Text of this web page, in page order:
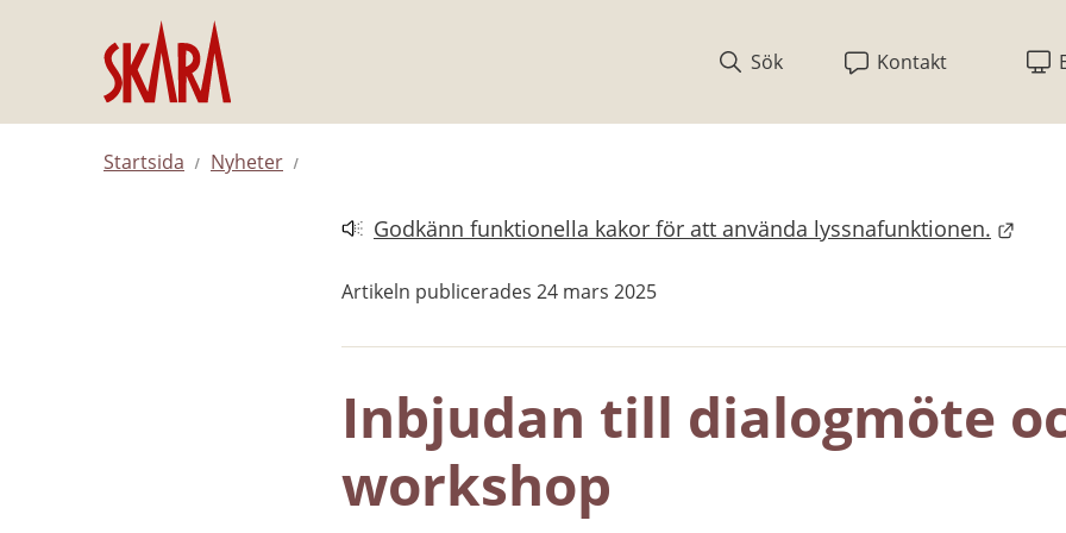
Hoppa till innehåll
Sök
Kontakt
Startsida Nyheter
Godkänn funktionella kakor för att använda lyssnafunktionen.
Länk till annan webbplats.
Artikeln publicerades 24 mars 2025
Inbjudan till dialogmöte
workshop